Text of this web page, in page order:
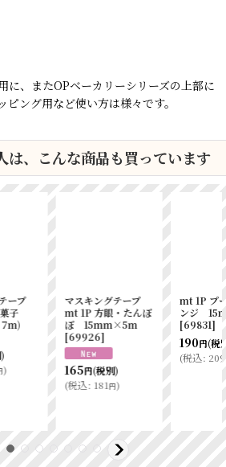
、またOPベーカリーシリーズの上部に
ピング用など使い方は様々です。
は、こんな商品も買っています
mt 1P プール・オレ
ンジ 15mm×7m
[69831
(
mt 1P マルチボーダ
ー・パステル
15mm×7m
(